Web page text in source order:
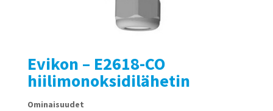
Evikon – E2618-CO
hiilimonoksidilähetin
Ominaisuudet